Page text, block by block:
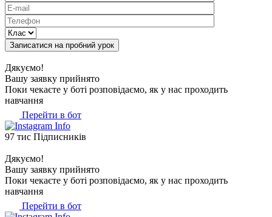
Дякуємо!
Вашу заявку прийнято
Поки чекаєте у боті розповідаємо, як у нас проходить
навчання
Перейти в бот
97 тис Підписників
Дякуємо!
Вашу заявку прийнято
Поки чекаєте у боті розповідаємо, як у нас проходить
навчання
Перейти в бот